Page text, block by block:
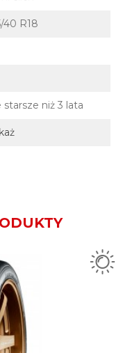
40 R18
starsze niż 3 lata